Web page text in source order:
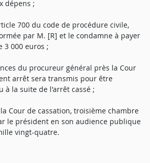
dépens ;
700 du code de procédure civile,
par M. [R] et le condamne à payer
3 000 euros ;
du procureur général près la Cour
arrêt sera transmis pour être
à la suite de l'arrêt cassé ;
Cour de cassation, troisième chambre
le président en son audience publique
vingt-quatre.